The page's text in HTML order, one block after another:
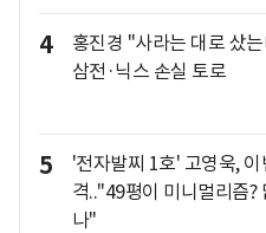
4
홍진경 "사라는 대로 샀
삼전·닉스 손실 토로
5
'전자발찌 1호' 고영욱, 이
격.."49평이 미니멀리즘?
나"